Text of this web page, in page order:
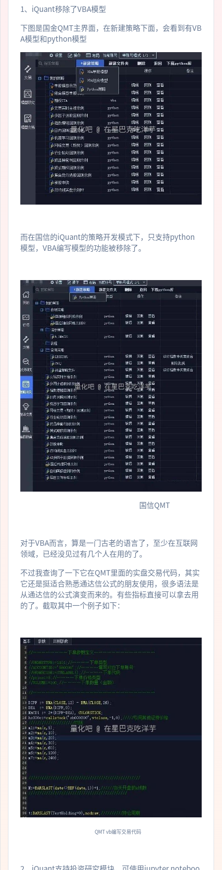
1、iQuant移除了VBA模型
下图是国金QMT主界面，在新建策略下面，会看到有VB
A模型和python模型
而在国信的iQuant的策略开发模式下，只支持python
模型，VBA编写模型的功能被移除了。
国信QMT
对于VBA而言，算是一门古老的语言了，至少在互联网
领域，已经没见过有几个人在用的了。
不过我查询了一下它在QMT里面的实盘交易代码，其实
它还是挺适合熟悉通达信公式的朋友使用，很多语法是
从通达信的公式演变而来的。有些指标直接可以拿去用
的了。截取其中一个例子如下：
QMT vb编写交易代码